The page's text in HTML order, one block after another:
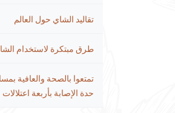
تقاليد الشاي حول العالم
طرق مبتكرة لاستخدام
تمتعوا بالصحة والعافية
حدة الإصابة بأربعة